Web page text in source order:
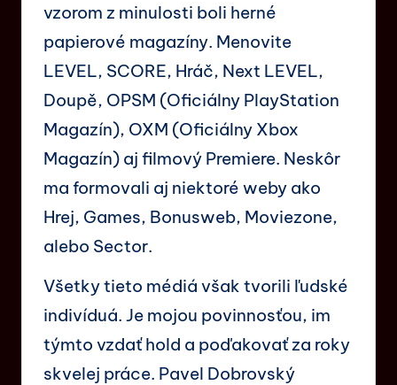
vzorom z minulosti boli herné
papierové magazíny. Menovite
LEVEL, SCORE, Hráč, Next LEVEL,
Doupě, OPSM (Oficiálny PlayStation
Magazín), OXM (Oficiálny Xbox
Magazín) aj filmový Premiere. Neskôr
ma formovali aj niektoré weby ako
Hrej, Games, Bonusweb, Moviezone,
alebo Sector.
Všetky tieto médiá však tvorili ľudské
indivíduá. Je mojou povinnosťou, im
týmto vzdať hold a poďakovať za roky
skvelej práce. Pavel Dobrovský